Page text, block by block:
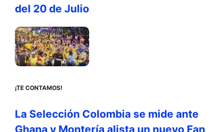
del 20 de Julio
¡TE CONTAMOS!
La Selección Colombia se mide ante
Ghana y Montería alista un nuevo Fan